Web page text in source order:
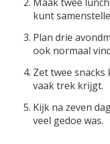
kunt
Plan drie
ook normaal
Zet twee
vaak trek krijgt.
Kijk na zeven
veel gedoe was.